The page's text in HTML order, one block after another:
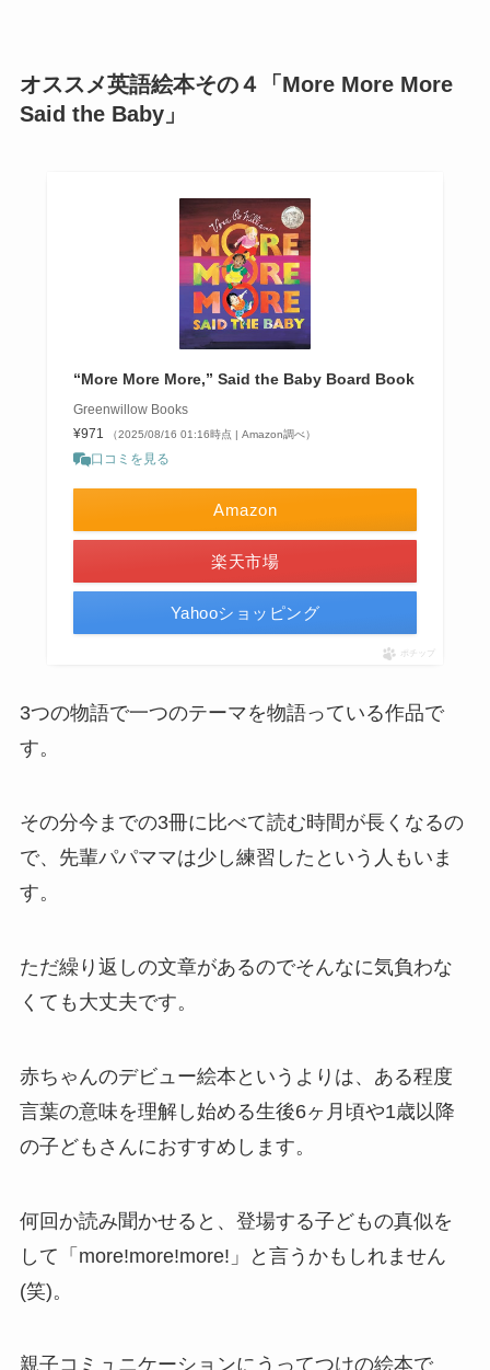
オススメ英語絵本その４「More More More
Said the Baby」
“More More More,” Said the Baby Board Book
Greenwillow Books
¥971
（2025/08/16 01:16時点 | Amazon調べ）
口コミを見る
Amazon
楽天市場
Yahooショッピング
ポチップ
3つの物語で一つのテーマを物語っている作品で
す。
その分今までの3冊に比べて読む時間が長くなるの
で、先輩パパママは少し練習したという人もいま
す。
ただ繰り返しの文章があるのでそんなに気負わな
くても大丈夫です。
赤ちゃんのデビュー絵本というよりは、ある程度
言葉の意味を理解し始める生後6ヶ月頃や1歳以降
の子どもさんにおすすめします。
何回か読み聞かせると、登場する子どもの真似を
して「more!more!more!」と言うかもしれません
(笑)。
親子コミュニケーションにうってつけの絵本で